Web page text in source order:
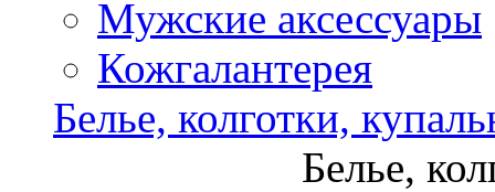
Мужские аксессуары
Кожгалантерея
Белье, колготки,
Белье,